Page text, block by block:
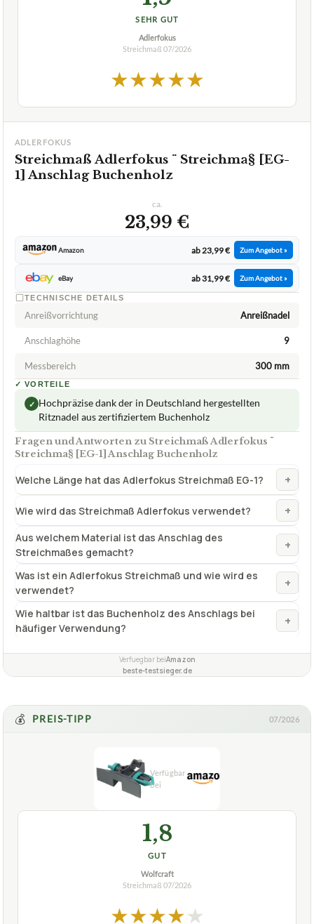
SEHR GUT
Adlerfokus
Streichmaß 07/2026
★★★★★
ADLERFOKUS
Streichmaß Adlerfokus ¨ Streichma§ [EG-
1] Anschlag Buchenholz
ca.
23,99 €
Amazon ab 23,99 € Zum Angebot »
eBay ab 31,99 € Zum Angebot »
TECHNISCHE DETAILS
Anreißvorrichtung Anreißnadel
Anschlaghöhe 9
Messbereich 300 mm
✓ VORTEILE
✓ Hochpräzise dank der in Deutschland hergestellten
Ritznadel aus zertifiziertem Buchenholz
Fragen und Antworten zu Streichmaß Adlerfokus ¨
Streichma§ [EG-1] Anschlag Buchenholz
Welche Länge hat das Adlerfokus Streichmaß EG-1? +
Wie wird das Streichmaß Adlerfokus verwendet? +
Aus welchem Material ist das Anschlag des
Streichmaßes gemacht?
+
Was ist ein Adlerfokus Streichmaß und wie wird es
verwendet?
+
Wie haltbar ist das Buchenholz des Anschlags bei
häufiger Verwendung?
+
Verfuegbar beiAmazon
beste-testsieger.de
💰 PREIS-TIPP 07/2026
1,8
GUT
Wolfcraft
Streichmaß 07/2026
★★★★★